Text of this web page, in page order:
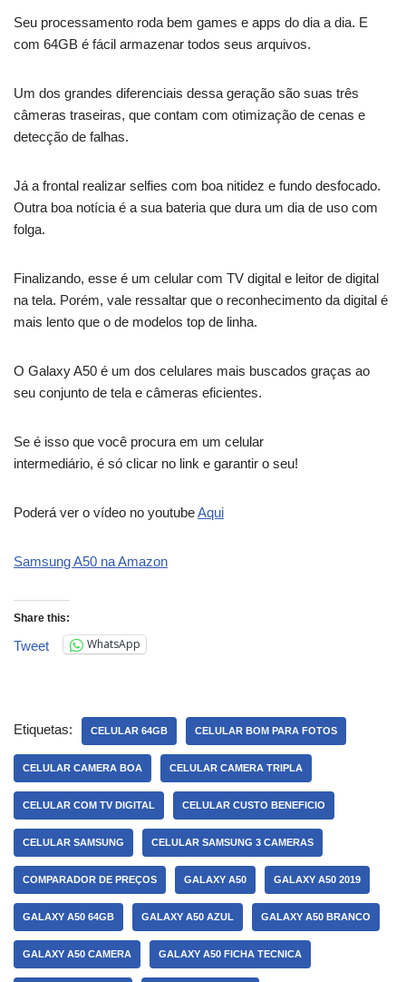
Seu processamento roda bem games e apps do dia a dia. E
com 64GB é fácil armazenar todos seus arquivos.
Um dos grandes diferenciais dessa geração são suas três
câmeras traseiras, que contam com otimização de cenas e
detecção de falhas.
Já a frontal realizar selfies com boa nitidez e fundo desfocado.
Outra boa notícia é a sua bateria que dura um dia de uso com
folga.
Finalizando, esse é um celular com TV digital e leitor de digital
na tela. Porém, vale ressaltar que o reconhecimento da digital é
mais lento que o de modelos top de linha.
O Galaxy A50 é um dos celulares mais buscados graças ao
seu conjunto de tela e câmeras eficientes.
Se é isso que você procura em um celular
intermediário, é só clicar no link e garantir o seu!
Poderá ver o vídeo no youtubeAqui
Samsung A50 na Amazon
Share this:
Tweet WhatsApp
Etiquetas: CELULAR 64GB CELULAR BOM PARA FOTOS
CELULAR CAMERA BOA CELULAR CAMERA TRIPLA
CELULAR COM TV DIGITAL CELULAR CUSTO BENEFICIO
CELULAR SAMSUNG CELULAR SAMSUNG 3 CAMERAS
COMPARADOR DE PREÇOS GALAXY A50 GALAXY A50 2019
GALAXY A50 64GB GALAXY A50 AZUL GALAXY A50 BRANCO
GALAXY A50 CAMERA GALAXY A50 FICHA TECNICA